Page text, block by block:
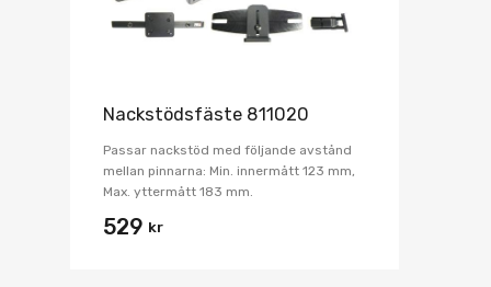
Nackstödsfäste 811020
Passar nackstöd med följande avstånd
mellan pinnarna: Min. innermått 123 mm,
Max. yttermått 183 mm.
529 kr